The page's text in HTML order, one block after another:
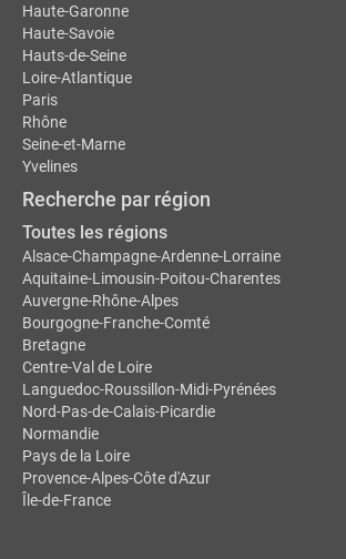
Haute-Garonne
Haute-Savoie
Hauts-de-Seine
Loire-Atlantique
Paris
Rhône
Seine-et-Marne
Yvelines
Recherche par région
Toutes les régions
Alsace-Champagne-Ardenne-Lorraine
Aquitaine-Limousin-Poitou-Charentes
Auvergne-Rhône-Alpes
Bourgogne-Franche-Comté
Bretagne
Centre-Val de Loire
Languedoc-Roussillon-Midi-Pyrénées
Nord-Pas-de-Calais-Picardie
Normandie
Pays de la Loire
Provence-Alpes-Côte d'Azur
Île-de-France